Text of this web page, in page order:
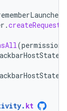
.
(permissions
. kt